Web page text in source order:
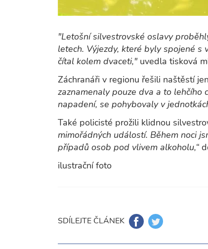
"Letošní silvestrovské oslavy
letech. Výjezdy, které byly spojené s
čítal kolem dvaceti," uvedla tisková
Záchranáři v regionu řešili naštěstí
zaznamenaly pouze dva a to
napadení, se pohybovaly v
Také policisté prožili klidnou
mimořádných událostí. Během noci
případů osob pod vlivem alkoholu,“
ilustrační foto
SDÍLEJTE ČLÁNEK